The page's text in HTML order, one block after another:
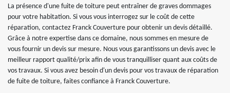
La présence d'une fuite de toiture peut entraîner de graves dommages
pour votre habitation. Si vous vous interrogez sur le coût de cette
réparation, contactez Franck Couverture pour obtenir un devis détaillé.
Grâce à notre expertise dans ce domaine, nous sommes en mesure de
vous fournir un devis sur mesure. Nous vous garantissons un devis avec le
meilleur rapport qualité/prix afin de vous tranquilliser quant aux coûts de
vos travaux. Si vous avez besoin d'un devis pour vos travaux de réparation
de fuite de toiture, faites confiance à Franck Couverture.